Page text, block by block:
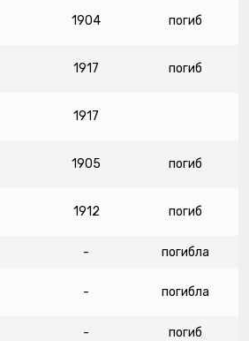
1904 погиб
1917 погиб
1917
1905 погиб
1912 погиб
- погибла
- погибла
- погиб